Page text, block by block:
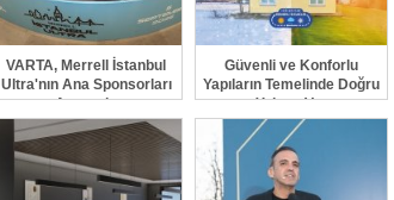
VARTA, Merrell İstanbul
Ultra'nın Ana Sponsorları
Arasında
Güvenli ve Konforlu
Yapıların Temelinde Doğru
Yalıtım Var